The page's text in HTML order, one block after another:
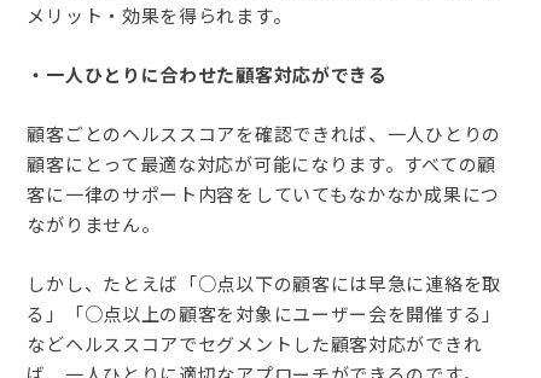
メリット・効果を得られます。
・一人ひとりに合わせた顧客対応ができる
顧客ごとのヘルススコアを確認できれば、一人ひとりの
顧客にとって最適な対応が可能になります。すべての顧
客に一律のサポート内容をしていてもなかなか成果につ
ながりません。
しかし、たとえば「○点以下の顧客には早急に連絡を取
る」「○点以上の顧客を対象にユーザー会を開催する」
などヘルススコアでセグメントした顧客対応ができれ